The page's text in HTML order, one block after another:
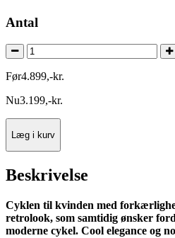
Antal
Før4.899,-kr.
Nu3.199,-kr.
Læg i kurv
Beskrivelse
Cyklen til kvinden med
retrolook, som samtidig ønsker
moderne cykel. Cool elegance og